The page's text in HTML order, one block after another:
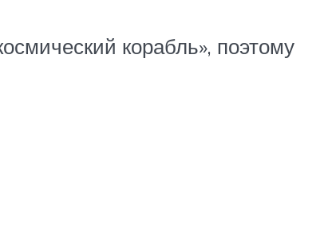
корабль», поэтому